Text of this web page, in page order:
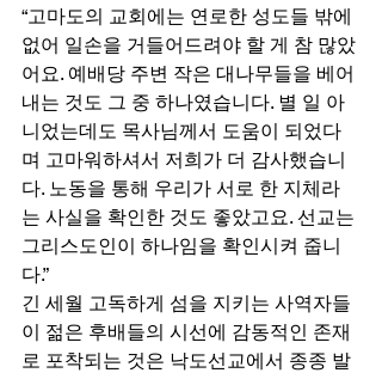
“고마도의 교회에는 연로한 성도들 밖에
없어 일손을 거들어드려야 할 게 참 많았
어요. 예배당 주변 작은 대나무들을 베어
내는 것도 그 중 하나였습니다. 별 일 아
니었는데도 목사님께서 도움이 되었다
며 고마워하셔서 저희가 더 감사했습니
다. 노동을 통해 우리가 서로 한 지체라
는 사실을 확인한 것도 좋았고요. 선교는
그리스도인이 하나임을 확인시켜 줍니
다.”
긴 세월 고독하게 섬을 지키는 사역자들
이 젊은 후배들의 시선에 감동적인 존재
로 포착되는 것은 낙도선교에서 종종 발